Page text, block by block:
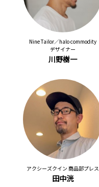
Nine Tailor／halo commodity
デザイナー
川野樹一
アクシーズクイン 商品部プレス
田中洸